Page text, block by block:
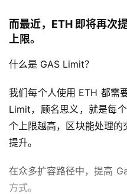
而最近，ETH 即将再次
上限。
什么是 GAS Limit？
我们每个人使用 ETH 都需
Limit，顾名思义，就是每
个上限越高，区块能处理的
提升。
在众多扩容路径中，提高
方式。